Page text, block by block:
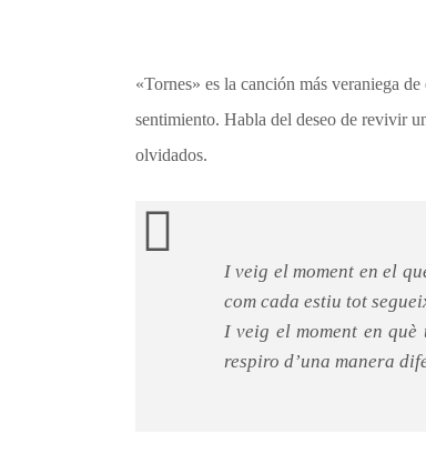
«Tornes» es la canción más veraniega
sentimiento. Habla del deseo de revivir
olvidados.
I veig el moment en el
com cada estiu tot
I veig el moment en
respiro d’una manera